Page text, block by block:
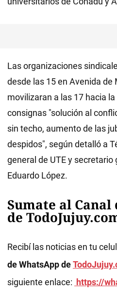
Las organizaciones
desde las 15 en Avenida de
movilizaran a las 17 hacia
consignas "solución al
sin techo, aumento de las
despidos", según detalló a
general de UTE y secretario
Eduardo López.
Sumate al Canal
de
Recibí las noticias en tu
de WhatsApp de
siguiente enlace: https://